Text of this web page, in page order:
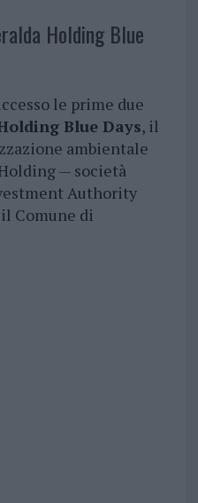
Holding Blue
le prime due
Blue Days, il
ambientale
— società
Authority
Comune di